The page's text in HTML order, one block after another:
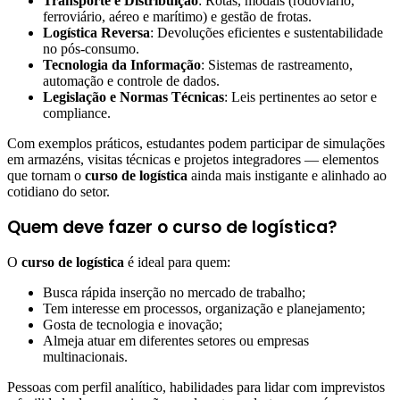
ferroviário, aéreo e marítimo) e gestão de frotas.
Logística Reversa: Devoluções eficientes e sustentabilidade
no pós-consumo.
Tecnologia da Informação: Sistemas de rastreamento,
automação e controle de dados.
Legislação e Normas Técnicas: Leis pertinentes ao setor e
compliance.
Com exemplos práticos, estudantes podem participar de simulações
em armazéns, visitas técnicas e projetos integradores — elementos
que tornam o curso de logística ainda mais instigante e alinhado ao
cotidiano do setor.
Quem deve fazer o curso de logística?
O curso de logística é ideal para quem:
Busca rápida inserção no mercado de trabalho;
Tem interesse em processos, organização e planejamento;
Gosta de tecnologia e inovação;
Almeja atuar em diferentes setores ou empresas
multinacionais.
Pessoas com perfil analítico, habilidades para lidar com imprevistos